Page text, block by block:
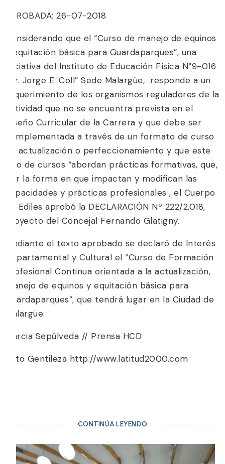
APROBADA: 26-07-2018
Considerando que el “Curso de manejo de equinos
y equitación básica para Guardaparques”, una
iniciativa del Instituto de Educación Física N°9-016
“Dr. Jorge E. Coll” Sede Malargüe, responde a un
requerimiento de los organismos reguladores de la
actividad que no se encuentra prevista en el
Diseño Curricular de la Carrera y que debe ser
complementada a través de un formato de curso
de actualización o perfeccionamiento y que este
tipo de cursos “abordan prácticas formativas, que,
por la forma en que impactan y modifican las
capacidades y prácticas profesionales , el Cuerpo
de Ediles aprobó la DECLARACIÓN Nº 222/2.018,
proyecto del Concejal Fernando Glatigny.
Mediante el texto aprobado se declaró de Interés
Departamental y Cultural el “Curso de Formación
Profesional Continua orientada a la actualización,
manejo de equinos y equitación básica para
Guardaparques”, que tendrá lugar en la Ciudad de
Malargüe.
Marcia Sepúlveda // Prensa HCD
Foto Gentileza http://www.latitud2000.com
CONTINÚA LEYENDO